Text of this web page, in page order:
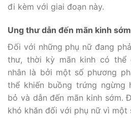
đi kèm với giai đoạn này.
Ung thư dẫn đến mãn kinh sớm
Đối với những phụ nữ đang
thư, thời kỳ mãn kinh có thể
nhân là bởi một số phương
thể khiến buồng trứng ngừng
bỏ và dẫn đến mãn kinh sớm.
khó khăn đối với phụ nữ vì một